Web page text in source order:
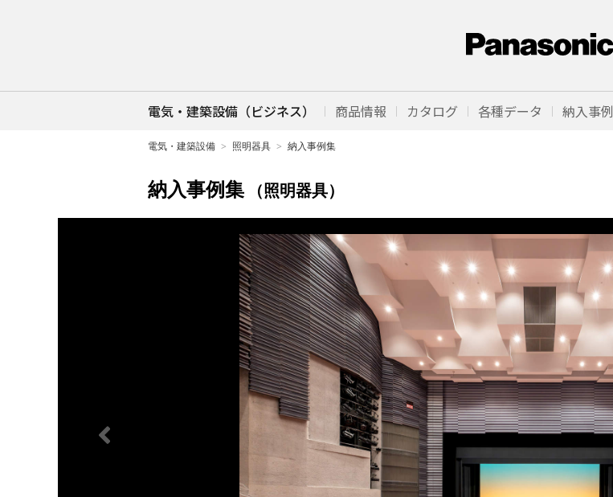
電気・建築設備（ビジネス） 商品情報 カタログ 各種データ 納入事例
電気・建築設備 照明器具 納入事例集
納入事例集 （照明器具）